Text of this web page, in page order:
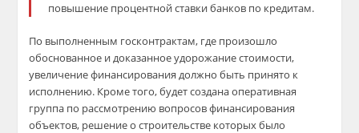
повышение процентной ставки банков по кредитам.
По выполненным госконтрактам, где произошло
обоснованное и доказанное удорожание стоимости,
увеличение финансирования должно быть принято к
исполнению. Кроме того, будет создана оперативная
группа по рассмотрению вопросов финансирования
объектов, решение о строительстве которых было